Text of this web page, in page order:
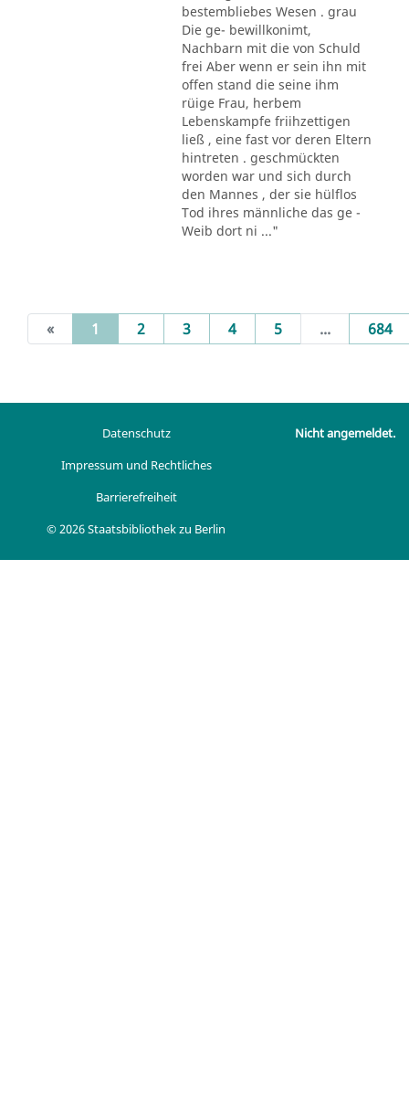
bestembliebes Wesen . grau
Die ge- bewillkonimt,
Nachbarn mit die von Schuld
frei Aber wenn er sein ihn mit
offen stand die seine ihm
rüige Frau, herbem
Lebenskampfe friihzettigen
ließ , eine fast vor deren Eltern
hintreten . geschmückten
worden war und sich durch
den Mannes , der sie hülflos
Tod ihres männliche das ge -
Weib dort ni ..."
« 1 (current)
2 3 4 5 ... 684
Datenschutz
Impressum und Rechtliches
Barrierefreiheit
© 2026 Staatsbibliothek zu Berlin
Nicht angemeldet.